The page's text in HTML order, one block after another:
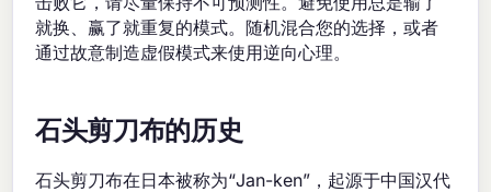
就换、赢了就重复的模式。随机混合您的选择，或者
通过故意制造虚假模式来使用逆向心理。
石头剪刀布的历史
石头剪刀布在日本被称为“Jan-ken”，起源于中国汉代